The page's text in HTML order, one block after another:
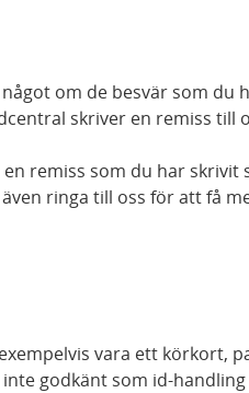
om de besvär som du
skriver en remiss till
remiss som du har skrivit
ringa till oss för att få
vara ett körkort,
godkänt som id-handling